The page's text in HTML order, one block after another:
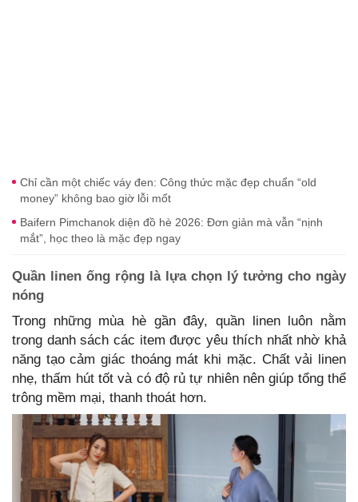
Chỉ cần một chiếc váy đen: Công thức mặc đẹp chuẩn “old
money” không bao giờ lỗi mốt
Baifern Pimchanok diện đồ hè 2026: Đơn giản mà vẫn “nịnh
mắt”, học theo là mặc đẹp ngay
Quần linen ống rộng là lựa chọn lý tưởng cho ngày
nóng
Trong những mùa hè gần đây, quần linen luôn nằm
trong danh sách các item được yêu thích nhất nhờ khả
năng tạo cảm giác thoáng mát khi mặc. Chất vải linen
nhẹ, thấm hút tốt và có độ rủ tự nhiên nên giúp tổng thể
trông mềm mại, thanh thoát hơn.